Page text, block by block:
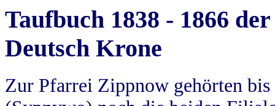
Taufbuch 1838 - 1866
Deutsch Krone
Zur Pfarrei Zippnow gehörten